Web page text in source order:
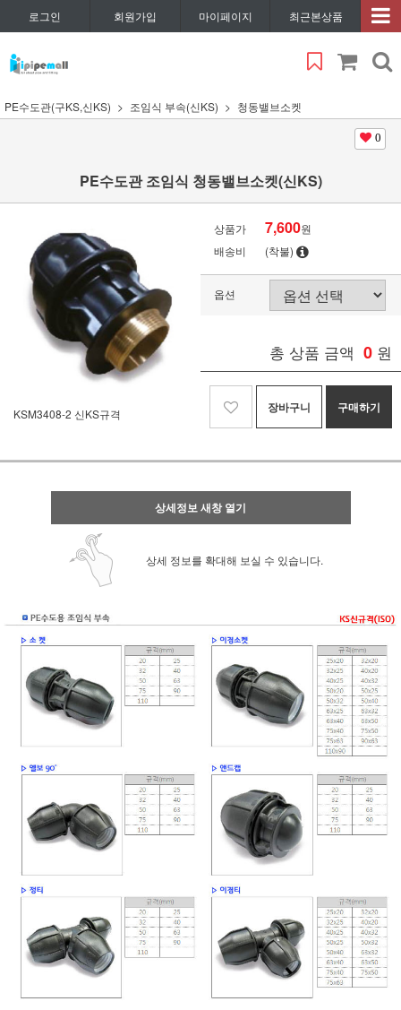
로그인 회원가입 마이페이지 최근본상품
PE수도관(구KS,신KS) 조임식 부속(신KS) 청동밸브소켓
0
PE수도관 조임식 청동밸브소켓(신KS)
KSM3408-2 신KS규격
상품가 7,600원
배송비
(착불)
옵션
총 상품 금액 0 원
장바구니 구매하기
상세정보 새창 열기
상세 정보를 확대해 보실 수 있습니다.